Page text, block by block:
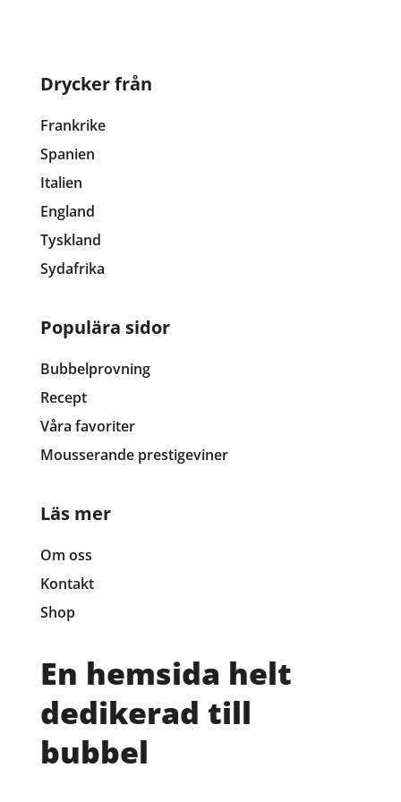
Drycker från
Frankrike
Spanien
Italien
England
Tyskland
Sydafrika
Populära sidor
Bubbelprovning
Recept
Våra favoriter
Mousserande prestigeviner
Läs mer
Om oss
Kontakt
Shop
En hemsida helt
dedikerad till
bubbel